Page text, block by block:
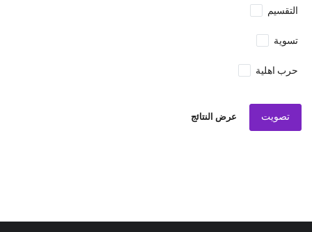
التقسيم
تسوية
حرب اهلية
تصويت عرض النتائج